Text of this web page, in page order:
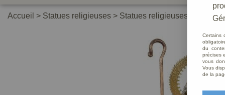
Accueil > Statues religieuses > Statues religieuses Saints
Certains
du
précises
vous
Vous
de la